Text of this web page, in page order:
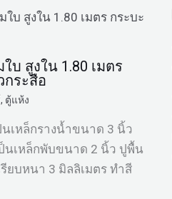
บ สูงใน 1.80 เมตร
กระสือ
, ตู้แห้ง
นเหล็กรางน้ำขนาด 3 นิ้ว
นเหล็กพับขนาด 2 นิ้ว ปูพื้น
ยบหนา 3 มิลลิเมตร ทำสี